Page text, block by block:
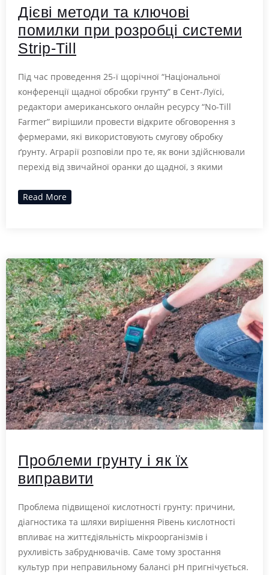
Дієві методи та ключові
помилки при розробці системи
Strip-Till
Під час проведення 25-ї щорічної “Національної
конференції щадної обробки грунту” в Сент-Луїсі,
редактори американського онлайн ресурсу “No-Till
Farmer” вирішили провести відкрите обговорення з
фермерами, які використовують смугову обробку
ґрунту. Аграрії розповіли про те, як вони здійснювали
перехід від звичайної оранки до щадної, з якими
Read More
Проблеми грунту і як їх
виправити
Проблема підвищеної кислотності грунту: причини,
діагностика та шляхи вирішення Рівень кислотності
впливає на життєдіяльність мікроорганізмів і
рухливість забруднювачів. Саме тому зростання
культур при неправильному балансі pH пригнічується.